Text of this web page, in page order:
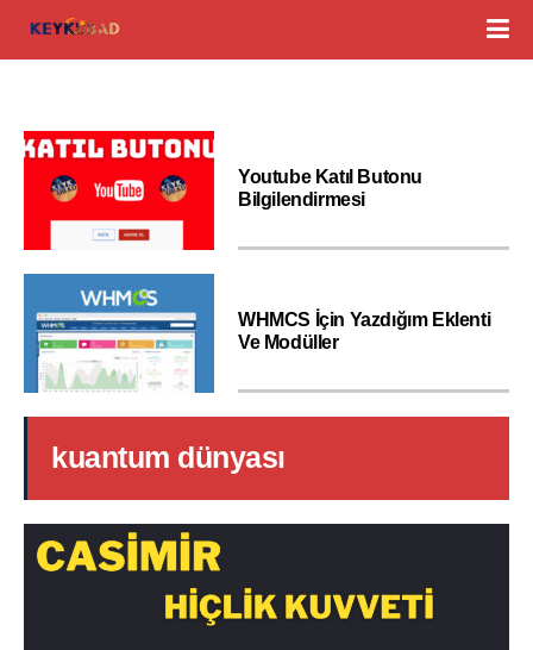
Youtube Katıl Butonu
Bilgilendirmesi
WHMCS İçin Yazdığım Eklenti
Ve Modüller
kuantum dünyası